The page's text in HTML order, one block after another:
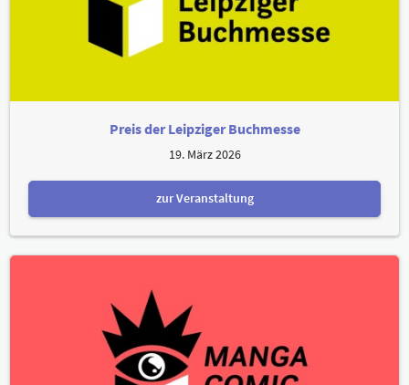
Preis der Leipziger Buchmesse
19. März 2026
zur Veranstaltung